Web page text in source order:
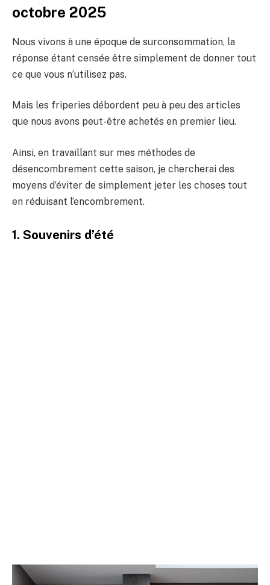
octobre 2025
Nous vivons à une époque de surconsommation, la
réponse étant censée être simplement de donner tout
ce que vous n’utilisez pas.
Mais les friperies débordent peu à peu des articles
que nous avons peut-être achetés en premier lieu.
Ainsi, en travaillant sur mes méthodes de
désencombrement cette saison, je chercherai des
moyens d’éviter de simplement jeter les choses tout
en réduisant l’encombrement.
1. Souvenirs d’été